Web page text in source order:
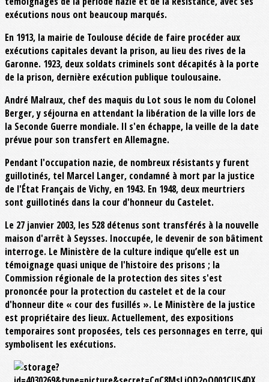
exécutions nous ont beaucoup marqués.
En 1913, la mairie de Toulouse décide de faire procéder aux
exécutions capitales devant la prison, au lieu des rives de la
Garonne. 1923, deux soldats criminels sont décapités à la porte
de la prison, dernière exécution publique toulousaine.
André Malraux, chef des maquis du Lot sous le nom du Colonel
Berger, y séjourna en attendant la libération de la ville lors de
la Seconde Guerre mondiale. Il s'en échappe, la veille de la date
prévue pour son transfert en Allemagne.
Pendant l'occupation nazie, de nombreux résistants y furent
guillotinés, tel Marcel Langer, condamné à mort par la justice
de l'État Français de Vichy, en 1943. En 1948, deux meurtriers
sont guillotinés dans la cour d'honneur du Castelet.
Le 27 janvier 2003, les 528 détenus sont transférés à la nouvelle
maison d'arrêt à Seysses. Inoccupée, le devenir de son bâtiment
interroge. Le Ministère de la culture indique qu’elle est un
témoignage quasi unique de l'histoire des prisons ; la
Commission régionale de la protection des sites s'est
prononcée pour la protection du castelet et de la cour
d'honneur dite « cour des fusillés ». Le Ministère de la justice
est propriétaire des lieux. Actuellement, des expositions
temporaires sont proposées, tels ces personnages en terre, qui
symbolisent les exécutions.